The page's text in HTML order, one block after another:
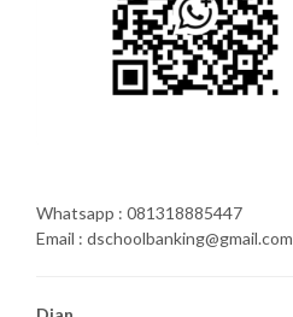
Whatsapp : 081318885447
Email : dschoolbanking@gmail.com